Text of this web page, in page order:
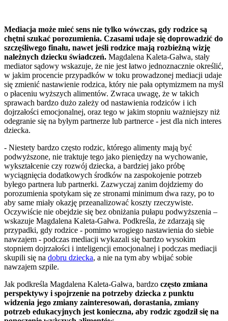
Mediacja może mieć sens nie tylko wówczas, gdy rodzice są
chętni szukać porozumienia. Czasami udaje się doprowadzić do
szczęśliwego finału, nawet jeśli rodzice mają rozbieżną wizję
należnych dziecku świadczeń. Magdalena Kaleta-Gałwa, stały
mediator sądowy wskazuje, że nie jest łatwo jednoznacznie określić,
w jakim procencie przypadków w toku prowadzonej mediacji udaje
się zmienić nastawienie rodzica, który nie pała optymizmem na myśl
o płaceniu wyższych alimentów. Zwraca uwagę, że w takich
sprawach bardzo dużo zależy od nastawienia rodziców i ich
dojrzałości emocjonalnej, oraz tego w jakim stopniu ważniejszy niż
odegranie się na byłym partnerze lub partnerce - jest dla nich interes
dziecka.
- Niestety bardzo często rodzic, którego alimenty mają być
podwyższone, nie traktuje tego jako pieniędzy na wychowanie,
wykształcenie czy rozwój dziecka, a bardziej jako próbę
wyciągnięcia dodatkowych środków na zaspokojenie potrzeb
byłego partnera lub partnerki. Zazwyczaj zanim dojdziemy do
porozumienia spotykam się ze stronami minimum dwa razy, po to
aby same miały okazję przeanalizować koszty rzeczywiste.
Oczywiście nie obejdzie się bez obniżania pułapu podwyższenia –
wskazuje Magdalena Kaleta-Gałwa. Podkreśla, że zdarzają się
przypadki, gdy rodzice - pomimo wrogiego nastawienia do siebie
nawzajem - podczas mediacji wykazali się bardzo wysokim
stopniem dojrzałości i inteligencji emocjonalnej i podczas mediacji
skupili się na dobru dziecka, a nie na tym aby wbijać sobie
nawzajem szpile.
Jak podkreśla Magdalena Kaleta-Gałwa, bardzo często zmiana
perspektywy i spojrzenie na potrzeby dziecka z punktu
widzenia jego zmiany zainteresowań, dorastania, zmiany
potrzeb edukacyjnych jest konieczna, aby rodzic zgodził się na